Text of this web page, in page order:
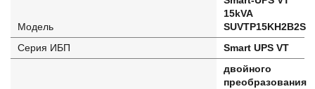
Модель
15kVA
SUVTP15KH2B2S
Серия ИБП
Smart UPS VT
двойного
преобразования